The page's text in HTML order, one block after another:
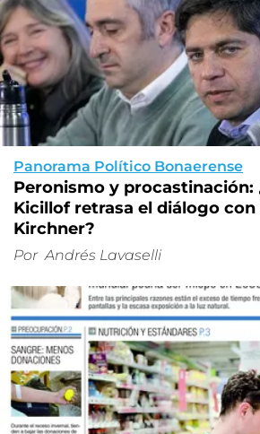
Panorama Político Bonaerense
Peronismo y procastinación:
Kicillof retrasa el diálogo con
Kirchner?
Por Andrés Lavaselli